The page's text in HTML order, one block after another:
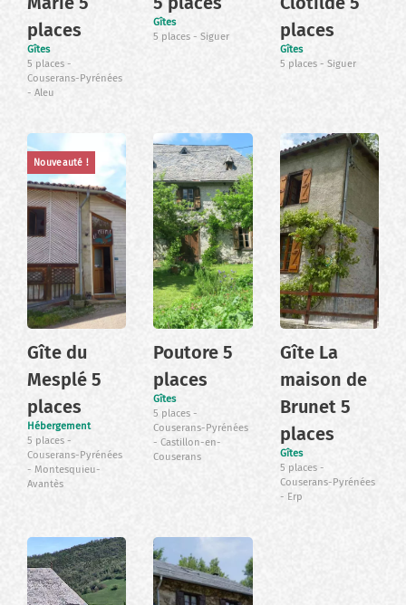
places
Gîtes
5 places
Couserans-Pyrénées
Aleu
Gîtes
5 places
Siguer
places
Gîtes
5 places
Siguer
Nouveauté !
Gîte du
Mesplé 5
places
Hébergement
5 places
Couserans-Pyrénées
Montesquieu-
Avantès
Poutore 5
places
Gîtes
5 places
Couserans-Pyrénées
Castillon-en-
Couserans
Gîte La
maison de
Brunet 5
places
Gîtes
5 places
Couserans-Pyrénées
Erp